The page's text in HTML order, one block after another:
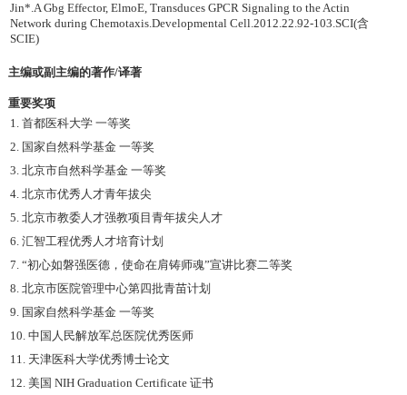
Jin*.A Gbg Effector, ElmoE, Transduces GPCR Signaling to the Actin
Network during Chemotaxis.Developmental Cell.2012.22.92-103.SCI(含
SCIE)
主编或副主编的著作/译著
重要奖项
1. 首都医科大学 一等奖
2. 国家自然科学基金 一等奖
3. 北京市自然科学基金 一等奖
4. 北京市优秀人才青年拔尖
5. 北京市教委人才强教项目青年拔尖人才
6. 汇智工程优秀人才培育计划
7. “初心如磐强医德，使命在肩铸师魂”宣讲比赛二等奖
8. 北京市医院管理中心第四批青苗计划
9. 国家自然科学基金 一等奖
10. 中国人民解放军总医院优秀医师
11. 天津医科大学优秀博士论文
12. 美国 NIH Graduation Certificate 证书